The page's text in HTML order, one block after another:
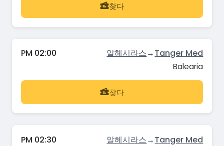
찾다
PM 02:00 알헤시라스→Tanger Med
Balearia
찾다
PM 02:30 알헤시라스→Tanger Med